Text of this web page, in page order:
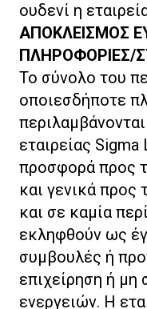
ουδενί η
ΑΠΟΚΛΕΙΣΜΟΣ
ΠΛΗΡΟΦΟΡΙΕΣ/
Το σύνολο του
οποιεσδήποτε
εταιρείας
προσφορά προς
και γενικά προς
και σε καμία
εκληφθούν ως
συμβουλές ή
επιχείρηση ή μη
ενεργειών. Η